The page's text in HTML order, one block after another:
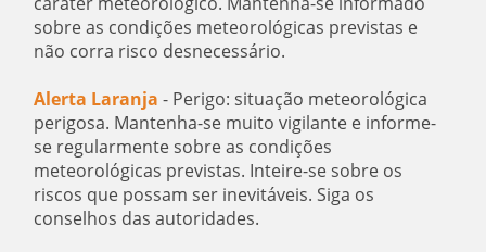
sobre as condições meteorológicas previstas e
não corra risco desnecessário.
Alerta Laranja - Perigo: situação meteorológica
perigosa. Mantenha-se muito vigilante e informe-
se regularmente sobre as condições
meteorológicas previstas. Inteire-se sobre os
riscos que possam ser inevitáveis. Siga os
conselhos das autoridades.